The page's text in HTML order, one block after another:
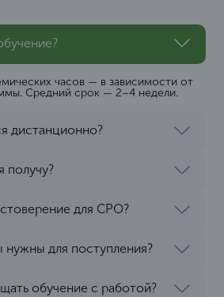
часов — в зависимости от
Средний срок — 2–4 недели.
дистанционно?
получу?
для СРО?
нужны для поступления?
обучение с работой?